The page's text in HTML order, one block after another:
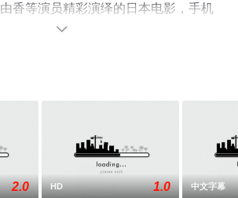
香等演员精彩演绎的日本电影，手机
完整版电影大全就上星辰电影院，更

2.0 HD 1.0 中文字幕